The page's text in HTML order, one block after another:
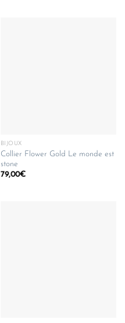
BIJOUX
Collier Flower Gold Le monde est
stone
79,00€